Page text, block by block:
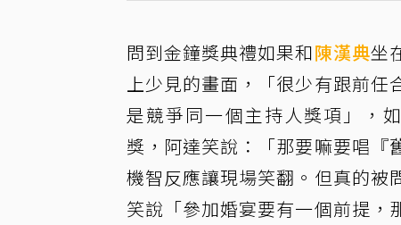
問到金鐘獎典禮如果和陳漢典坐
上少見的畫面，「很少有跟前任
是競爭同一個主持人獎項」，
獎，阿達笑說：「那要嘛要唱『
機智反應讓現場笑翻。但真的被
笑說「參加婚宴要有一個前提，